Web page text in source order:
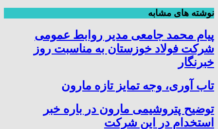
نوشته های مشابه
پیام محمد جامعی مدیر روابط عمومی
شرکت فولاد خوزستان به مناسبت روز
خبرنگار
تاب آوری، وجه تمایز تازه مارون
توضیح پتروشیمی مارون در باره خبر
استخدام در این شرکت